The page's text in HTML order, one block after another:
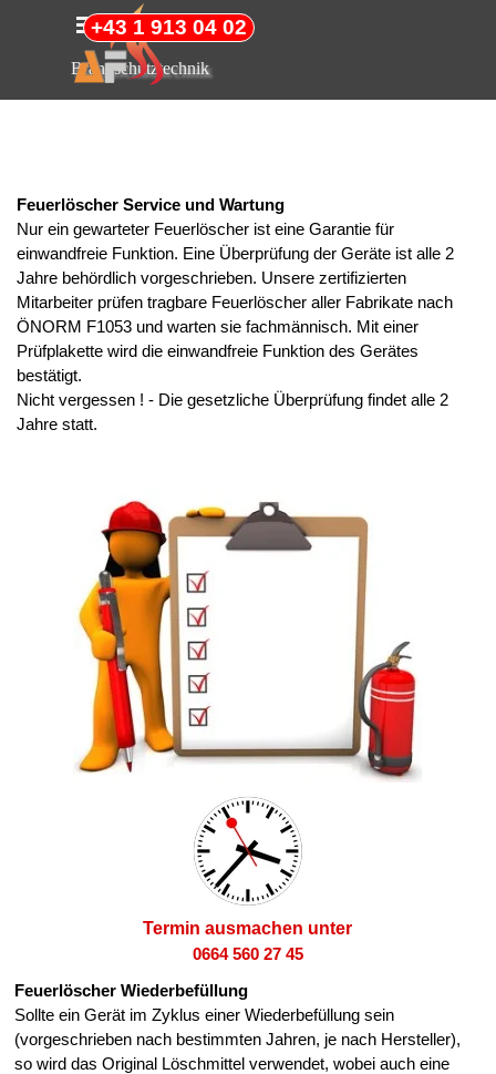
Direkt zum SeiteninhaltMenü überspringen
Brandschutztechnik
+43 1 913 04 02
Feuerlöscher Service und Wartung
Nur ein gewarteter Feuerlöscher ist eine Garantie für
einwandfreie Funktion. Eine Überprüfung der Geräte ist alle 2
Jahre behördlich vorgeschrieben. Unsere zertifizierten
Mitarbeiter prüfen tragbare Feuerlöscher aller Fabrikate nach
ÖNORM F1053 und warten sie fachmännisch. Mit einer
Prüfplakette wird die einwandfreie Funktion des Gerätes
bestätigt.
Nicht vergessen ! - Die gesetzliche Überprüfung findet alle 2
Jahre statt.
Termin ausmachen unter
0664 560 27 45
Feuerlöscher Wiederbefüllung
Sollte ein Gerät im Zyklus einer Wiederbefüllung sein
(vorgeschrieben nach bestimmten Jahren, je nach Hersteller),
so wird das Original Löschmittel verwendet, wobei auch eine